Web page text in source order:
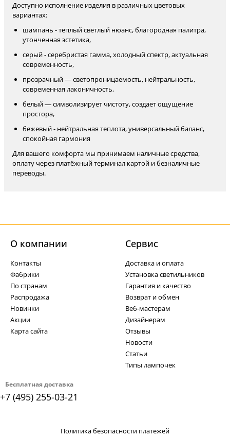
Доступно исполнение изделия в различных цветовых
вариантах:
шампань - теплый светлый нюанс, благородная палитра,
утонченная эстетика,
серый - серебристая гамма, холодный спектр, актуальная
современность,
прозрачный — светопроницаемость, нейтральность,
современная лаконичность,
белый — символизирует чистоту, создает ощущение
простора,
бежевый - нейтральная теплота, универсальный баланс,
спокойная гармония
Для вашего комфорта мы принимаем наличные средства,
оплату через платёжный терминал картой и безналичные
переводы.
Бесплатная доставка
+7 (495) 255-03-21
О компании
Контакты
Фабрики
По странам
Распродажа
Новинки
Акции
Карта сайта
Cервис
Доставка и оплата
Установка светильников
Гарантия и качество
Возврат и обмен
Веб-мастерам
Дизайнерам
Отзывы
Новости
Статьи
Типы лампочек
Политика безопасности платежей